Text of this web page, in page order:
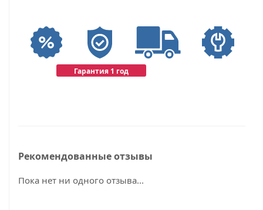
Гарантия 1 год
Рекомендованные отзывы
Пока нет ни одного отзыва...